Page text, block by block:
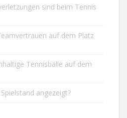
sind beim Tennis
auf dem Platz
Tennisbälle auf dem
angezeigt?